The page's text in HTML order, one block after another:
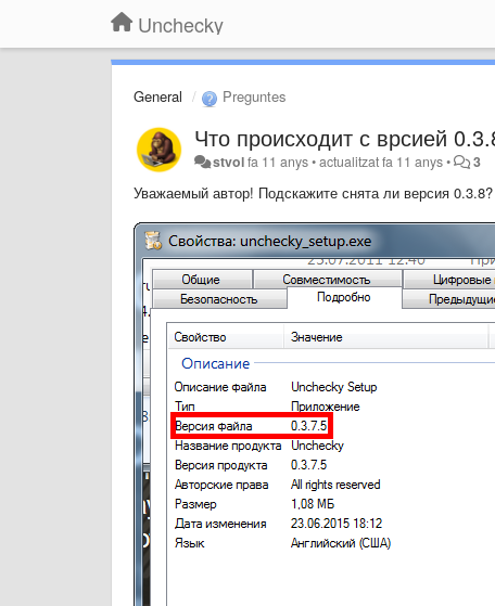
Unchecky
General Preguntes
Что происходит с врсией
stvolfa 11 anys•actualitzatfa 11 anys• 3
Уважаемый автор! Подскажите снята ли версия